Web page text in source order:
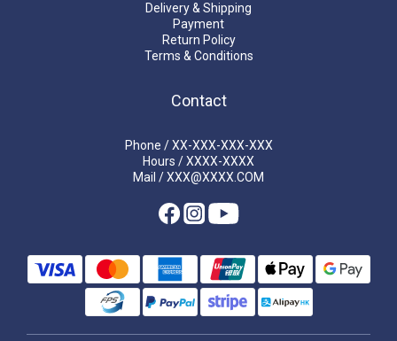
Delivery & Shipping
Payment
Return Policy
Terms & Conditions
Contact
Phone / XX-XXX-XXX-XXX
Hours / XXXX-XXXX
Mail / XXX@XXXX.COM